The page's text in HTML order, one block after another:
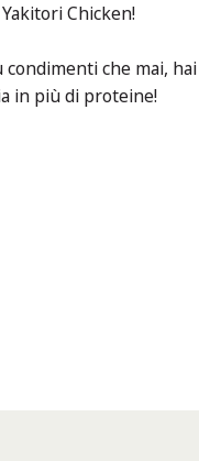
Chicken!
che mai,
in più di proteine!